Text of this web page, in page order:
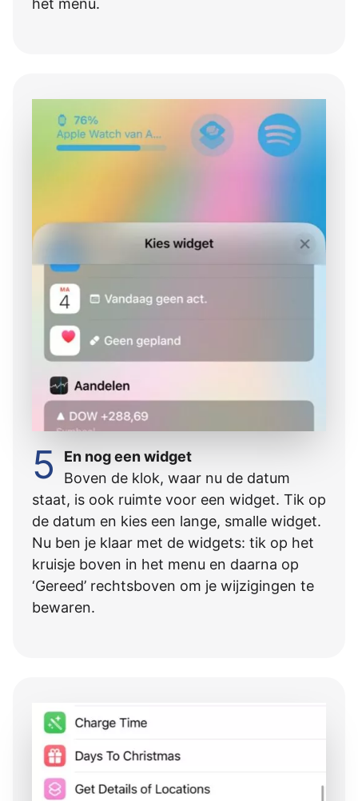
5
En nog een widget
Boven de klok, waar nu de datum
staat, is ook ruimte voor een widget. Tik op
de datum en kies een lange, smalle widget.
Nu ben je klaar met de widgets: tik op het
kruisje boven in het menu en daarna op
‘Gereed’ rechtsboven om je wijzigingen te
bewaren.